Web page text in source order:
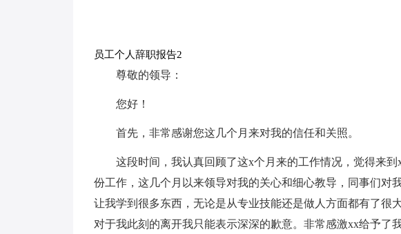
员工个人辞职报告2
尊敬的领导：
您好！
首先，非常感谢您这几个月来对我的信任和关照。
这段时间，我认真回顾了这x个月来的工作情况，觉得来
份工作，这几个月以来领导对我的关心和细心教导，同事们对
让我学到很多东西，无论是从专业技能还是做人方面都有了很
对于我此刻的离开我只能表示深深的歉意。非常感激xx给予了